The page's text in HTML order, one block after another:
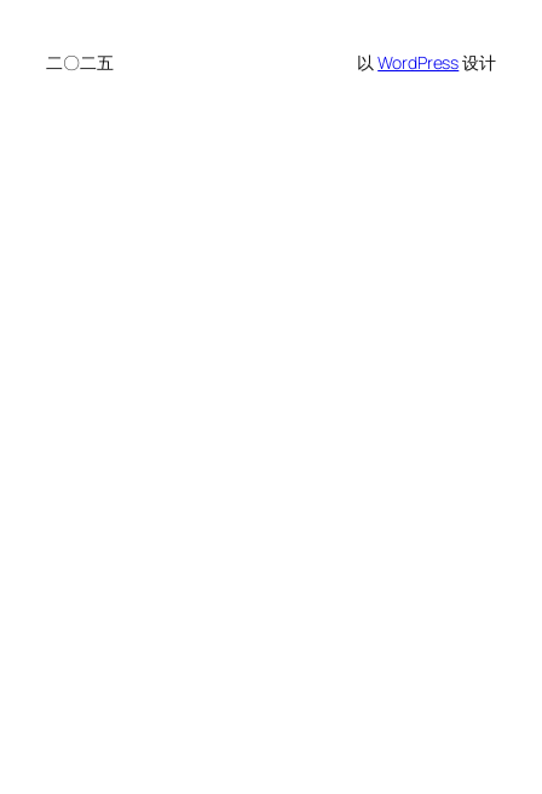
二〇二五 以WordPress设计